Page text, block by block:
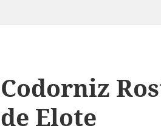
Codorniz
de Elote